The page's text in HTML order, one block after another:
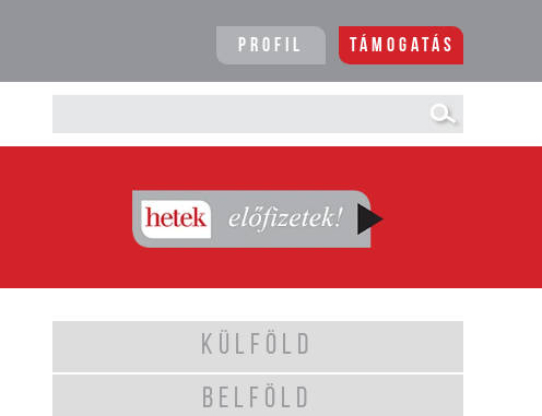
Profil Támogatás
KÜLFÖLD
BELFÖLD